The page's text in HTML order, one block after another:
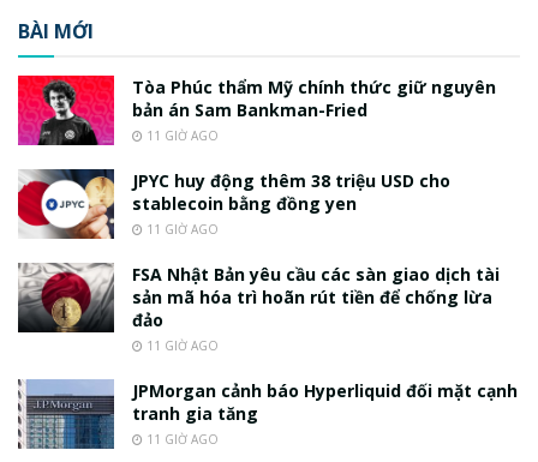
BÀI MỚI
Tòa Phúc thẩm Mỹ chính thức giữ nguyên
bản án Sam Bankman-Fried
11 GIỜ AGO
JPYC huy động thêm 38 triệu USD cho
stablecoin bằng đồng yen
11 GIỜ AGO
FSA Nhật Bản yêu cầu các sàn giao dịch tài
sản mã hóa trì hoãn rút tiền để chống lừa
đảo
11 GIỜ AGO
JPMorgan cảnh báo Hyperliquid đối mặt cạnh
tranh gia tăng
11 GIỜ AGO